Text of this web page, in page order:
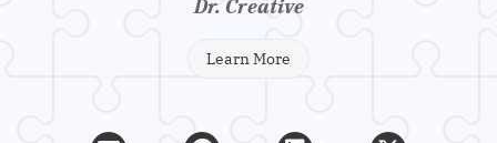
Dr. Creative
Learn More